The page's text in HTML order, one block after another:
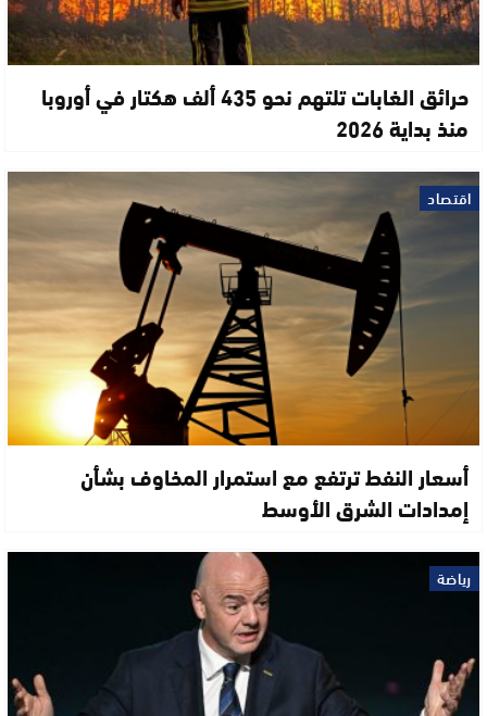
حرائق الغابات تلتهم نحو 435 ألف هكتار في أوروبا
منذ بداية 2026
اقتصاد
أسعار النفط ترتفع مع استمرار المخاوف بشأن
إمدادات الشرق الأوسط
رياضة